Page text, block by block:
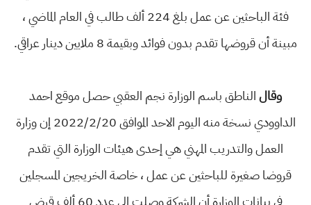
فئة الباحثين عن عمل بلغ 224 ألف طالب في العام الماضي ،
مبينة أن قروضها تقدم بدون فوائد وبقيمة 8 ملايين دينار عراقي.
وقالالناطق باسم الوزارة نجم العقبي حصل موقع احمد
الداوودي نسخة منه اليوم الاحد الموافق 2022/2/20 إن وزارة
العمل والتدريب المهني هي إحدى هيئات الوزارة التي تقدم
قروضا صغيرة للباحثين عن عمل ، خاصة الخريجين المسجلين
في بيانات الوزارة أن الشركة وصلت إلى عدد 60 ألف قرض